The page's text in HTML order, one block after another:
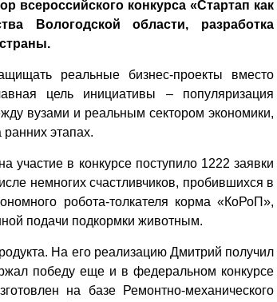
всероссийского конкурса «Стартап как
Вологодской области, разработка
реальные бизнес-проекты вместо
цель инициативы – популяризация
вузами и реальным сектором экономики,
этапах.
в конкурсе поступило 1222 заявки
немногих счастливчиков, пробившихся в
робота-толкателя корма «КоРоП»,
подачи подкормки животным.
На его реализацию Дмитрий получил
победу еще и в федеральном конкурсе
на базе Ремонтно-механического